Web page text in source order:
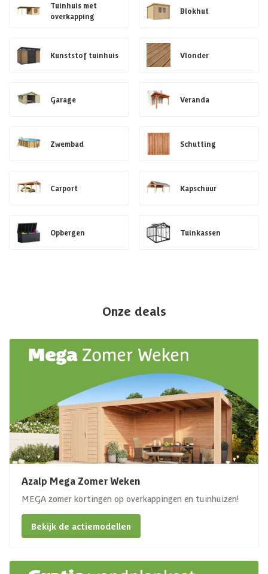
Tuinhuis met
overkapping
Blokhut
Kunststof tuinhuis Vlonder
Garage Veranda
Zwembad Schutting
Carport Kapschuur
Opbergen Tuinkassen
Onze deals
Azalp Mega Zomer Weken
MEGA zomer kortingen op overkappingen en tuinhuizen!
Bekijk de actiemodellen